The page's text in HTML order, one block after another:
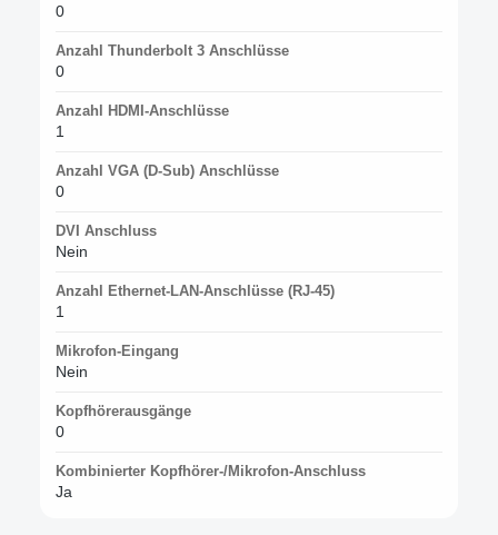
0
Anzahl Thunderbolt 3 Anschlüsse
0
Anzahl HDMI-Anschlüsse
1
Anzahl VGA (D-Sub) Anschlüsse
0
DVI Anschluss
Nein
Anzahl Ethernet-LAN-Anschlüsse (RJ-45)
1
Mikrofon-Eingang
Nein
Kopfhörerausgänge
0
Kombinierter Kopfhörer-/Mikrofon-Anschluss
Ja